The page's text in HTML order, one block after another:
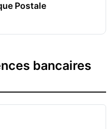
Postale
bancaires